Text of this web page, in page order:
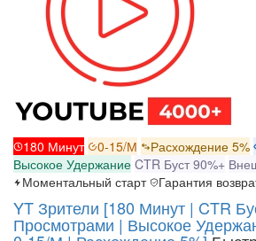
180 Минут 0-15/М Расхождение 5%
Высокое Удержание CTR Буст 90%+
Моментальный старт
Гарантия
YT Зрители [180 Минут | CTR
Просмотрами | Высокое